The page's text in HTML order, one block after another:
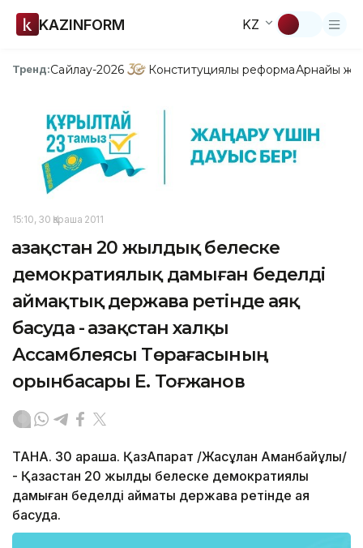
KAZINFORM KZ
Тренд:Сайлау-2026 Конституциялық реформаАрнайы
15:10, 30 Қараша 2011
Қазақстан 20 жылдық белеске
демократиялық дамыған беделді
аймақтық держава ретінде аяқ
басуда - Қазақстан халқы
Ассамблеясы Төрағасының
орынбасары Е. Тоғжанов
ТАНА. 30 қараша. ҚазАқпарат /Жасұлан Аманбайұлы/
- Қазақстан 20 жылдық белеске демократиялық
дамыған беделді аймақтық держава ретінде аяқ
басуда.